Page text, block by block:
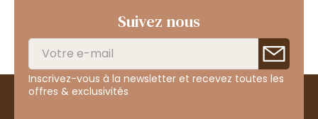
Suivez nous
Inscrivez-vous à la newsletter et recevez toutes les
offres & exclusivités